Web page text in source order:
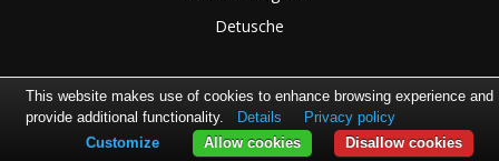
Detusche
This website makes use of cookies to enhance browsing experience and
provide additional functionality.
Details
Privacy policy
Disallow cookies
Allow cookies
Customize